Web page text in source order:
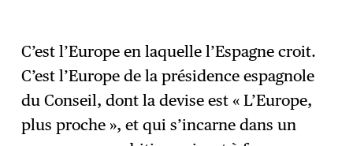
C’est l’Europe en laquelle l’Espagne croit.
C’est l’Europe de la présidence espagnole
du Conseil, dont la devise est « L’Europe,
plus proche », et qui s’incarne dans un